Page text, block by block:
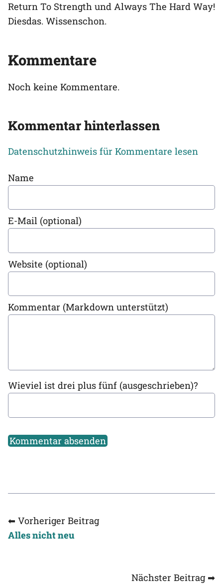
Return To Strength und Always The Hard Way!
Diesdas. Wissenschon.
Kommentare
Noch keine Kommentare.
Kommentar hinterlassen
Datenschutzhinweis für Kommentare lesen
Name
E-Mail (optional)
Website (optional)
Kommentar (Markdown unterstützt)
Wieviel ist drei plus fünf (ausgeschrieben)?
Kommentar absenden
⬅ Vorheriger Beitrag
Alles nicht neu
Nächster Beitrag ➡